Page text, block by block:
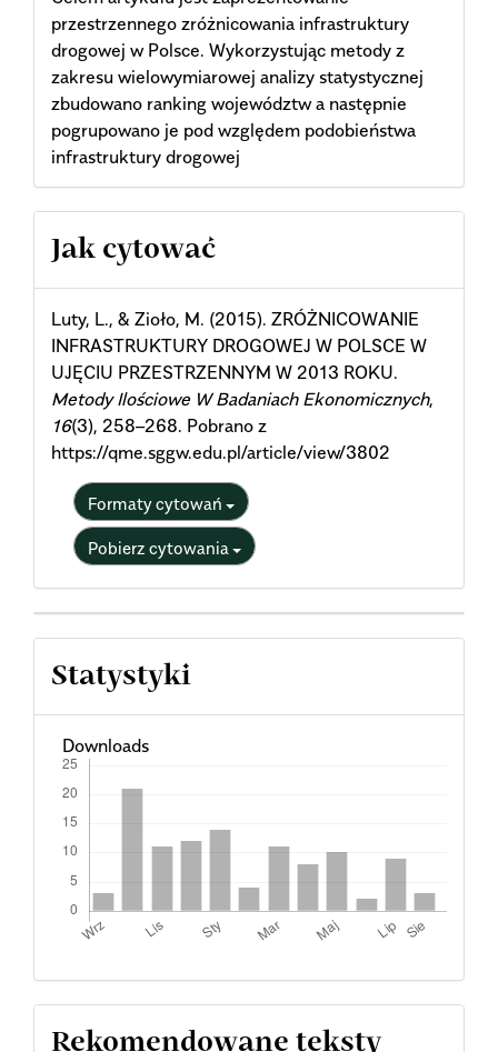
przestrzennego zróżnicowania infrastruktury
drogowej w Polsce. Wykorzystując metody z
zakresu wielowymiarowej analizy statystycznej
zbudowano ranking województw a następnie
pogrupowano je pod względem podobieństwa
infrastruktury drogowej
Article
Details
Jak cytować
Luty, L., & Zioło, M. (2015). ZRÓŻNICOWANIE
INFRASTRUKTURY DROGOWEJ W POLSCE W
UJĘCIU PRZESTRZENNYM W 2013 ROKU.
Metody Ilościowe W Badaniach Ekonomicznych,
16(3), 258–268. Pobrano z
https://qme.sggw.edu.pl/article/view/3802
Formaty cytowań
Pobierz cytowania
Statystyki
Downloads
Rekomendowane teksty